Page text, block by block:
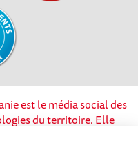
est le média social des
du territoire. Elle